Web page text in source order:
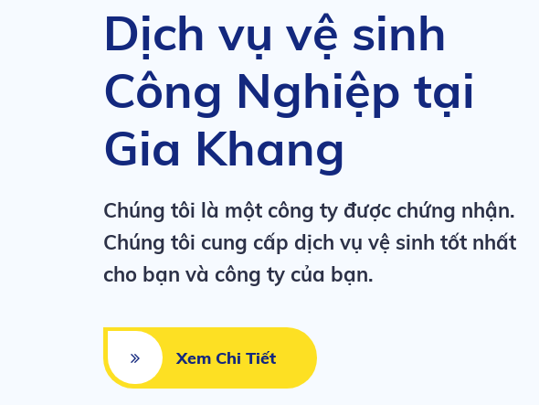
Dịch vụ vệ sinh
Công Nghiệp tại
Gia Khang
Chúng tôi là một công ty được chứng nhận.
Chúng tôi cung cấp dịch vụ vệ sinh tốt nhất
cho bạn và công ty của bạn.
Xem Chi Tiết